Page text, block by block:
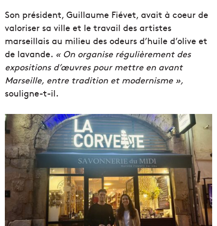
Son président, Guillaume Fiévet, avait à coeur de
valoriser sa ville et le travail des artistes
marseillais au milieu des odeurs d’huile d’olive et
de lavande. « On organise régulièrement des
expositions d’œuvres pour mettre en avant
Marseille, entre tradition et modernisme »,
souligne-t-il.